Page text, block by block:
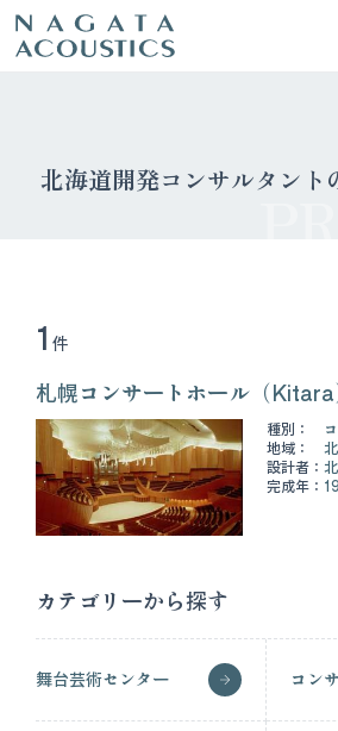
北海道開発コンサルタント
1 件
札幌コンサートホール（Kitara
種別：
地域：
設計者：
完成年：
カテゴリーから探す
舞台芸術センター コン